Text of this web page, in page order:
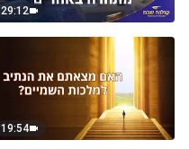
29:12
19:54